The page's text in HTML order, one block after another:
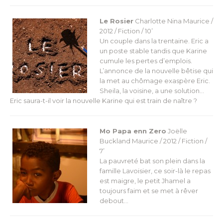
Le Rosier Charlotte Nina Maurice /
2012 / Fiction / 10’
Un couple dans la trentaine. Eric a
un poste stable tandis que Karine
cumule les pertes d’emplois.
L’annonce de la nouvelle bêtise qui
la met au chômage exaspère Eric.
Sheila, la voisine, a une solution…
Eric saura-t-il voir la nouvelle Karine qui est train de naître ?
Mo Papa enn Zero Joëlle
Buckland Maurice / 2012 / Fiction /
7’
La pauvreté bat son plein dans la
famille Lavoisier, ce soir-là le repas
est maigre, le petit Jhamel a
toujours faim et se met à rêver
debout…